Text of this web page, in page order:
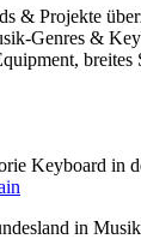
& Projekte
Genres &
Keyboard in
in